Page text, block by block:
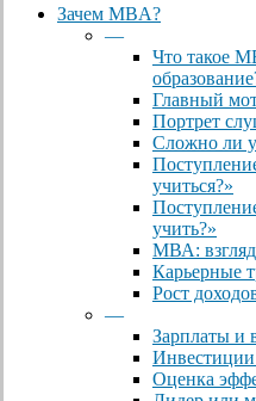
Close
Зачем MBA?
—
Что такое
Главный
Портрет
Сложно ли
учиться?»
учить?»
МВА: взгляд
Карьерные
Рост
—
Зарплаты и
Оценка